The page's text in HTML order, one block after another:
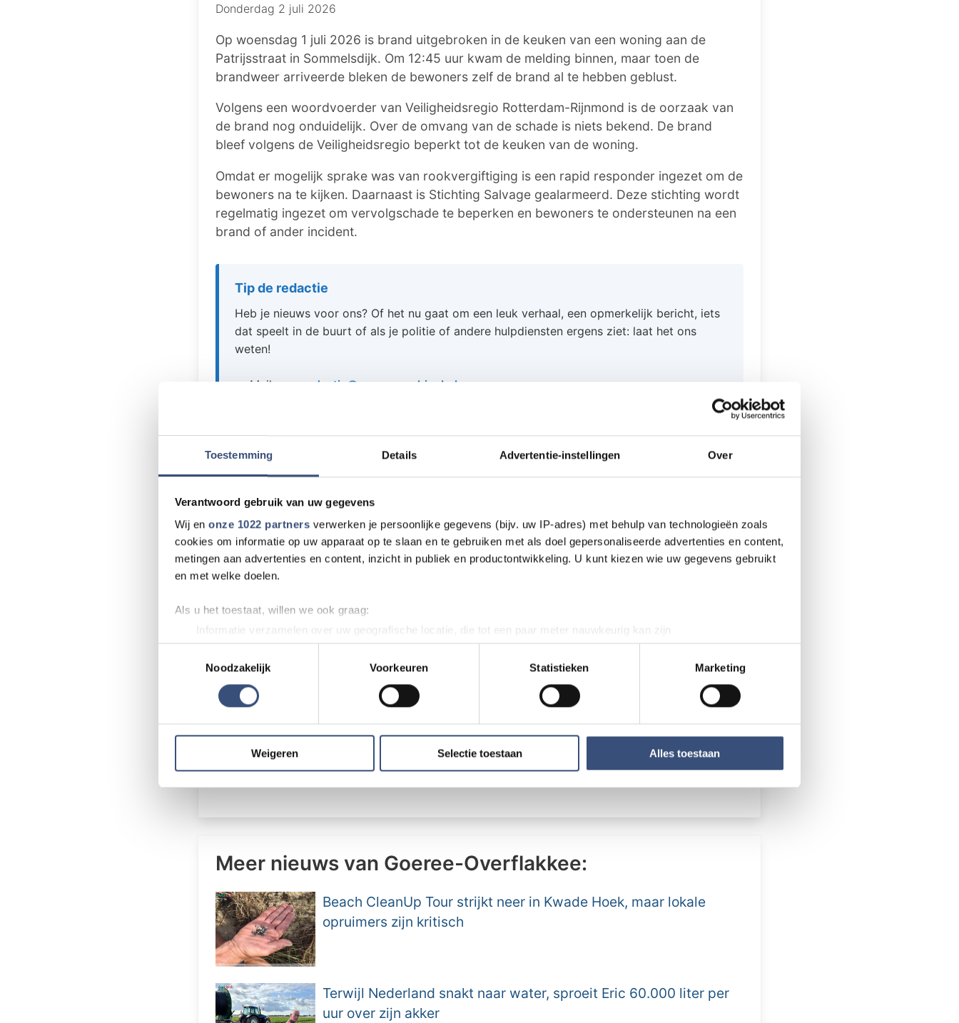
Toestemming Details Advertentie-instellingen Over
Verantwoord gebruik van uw gegevens
Wij en onze 1022 partners verwerken je persoonlijke gegevens (bijv. uw IP-adres) met behulp van technologieën zoals
cookies om informatie op uw apparaat op te slaan en te gebruiken met als doel gepersonaliseerde advertenties en content,
metingen aan advertenties en content, inzicht in publiek en productontwikkeling. U kunt kiezen wie uw gegevens gebruikt
en met welke doelen.
Als u het toestaat, willen we ook graag:
Informatie verzamelen over uw geografische locatie, die tot een paar meter nauwkeurig kan zijn
Uw apparaat identificeren door het actief te scannen op specifieke eigenschappen (fingerprinting)
Lees meer over hoe uw persoonlijke gegevens worden verwerkt en stel uw voorkeuren in het
detailgedeeltein. U kunt uw
toestemming op elk moment wijzigen of intrekken in de Cookieverklaring.
websiteverkeer te analyseren. Ook delen we informatie over uw gebruik van onze site met onze partners voor social
media, adverteren en analyse. Deze partners kunnen deze gegevens combineren met andere informatie die u aan ze heeft
verstrekt of die ze hebben verzameld op basis van uw gebruik van hun services.
Noodzakelijk
Voorkeuren Statistieken Marketing
Weigeren Selectie toestaan Alles toestaan
Donderdag 2 juli 2026
Op woensdag 1 juli 2026 is brand uitgebroken in de keuken van een woning aan de
Patrijsstraat in Sommelsdijk. Om 12:45 uur kwam de melding binnen, maar toen de
brandweer arriveerde bleken de bewoners zelf de brand al te hebben geblust.
Volgens een woordvoerder van Veiligheidsregio Rotterdam-Rijnmond is de oorzaak van
de brand nog onduidelijk. Over de omvang van de schade is niets bekend. De brand
bleef volgens de Veiligheidsregio beperkt tot de keuken van de woning.
Omdat er mogelijk sprake was van rookvergiftiging is een rapid responder ingezet om de
bewoners na te kijken. Daarnaast is Stichting Salvage gealarmeerd. Deze stichting wordt
regelmatig ingezet om vervolgschade te beperken en bewoners te ondersteunen na een
brand of ander incident.
Tip de redactie
Heb je nieuws voor ons? Of het nu gaat om een leuk verhaal, een opmerkelijk bericht, iets
dat speelt in de buurt of als je politie of andere hulpdiensten ergens ziet: laat het ons
weten!
📧 Mail naarredactie@omroeparchipel.nl
Zie je een fout in dit artikel, werkt iets niet goed of kom je een advertentie tegen die niet
klopt? Laat het ons weten viaredactie@omroeparchipel.nl. We kijken er graag naar.
Door Internetredactie Omroep Archipel
Meer nieuws van Goeree-Overflakkee:
Beach CleanUp Tour strijkt neer in Kwade Hoek, maar lokale
opruimers zijn kritisch
Terwijl Nederland snakt naar water, sproeit Eric 60.000 liter per
uur over zijn akker